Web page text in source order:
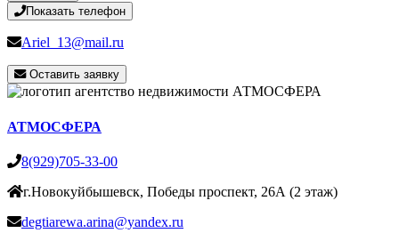
Показать телефон
Ariel_13@mail.ru
Оставить заявку
АТМОСФЕРА
8(929)705-33-00
г.Новокуйбышевск, Победы проспект, 26А (2 этаж)
degtiarewa.arina@yandex.ru